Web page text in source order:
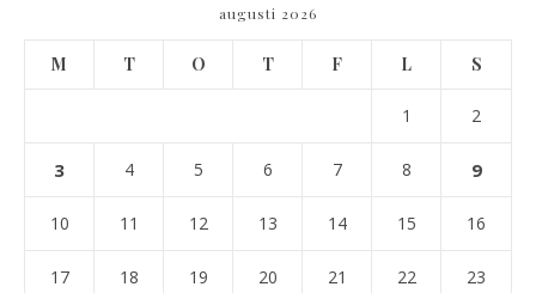
augusti 2026
M T O T F L S
1 2
3 4 5 6 7 8 9
10 11 12 13 14 15 16
17 18 19 20 21 22 23